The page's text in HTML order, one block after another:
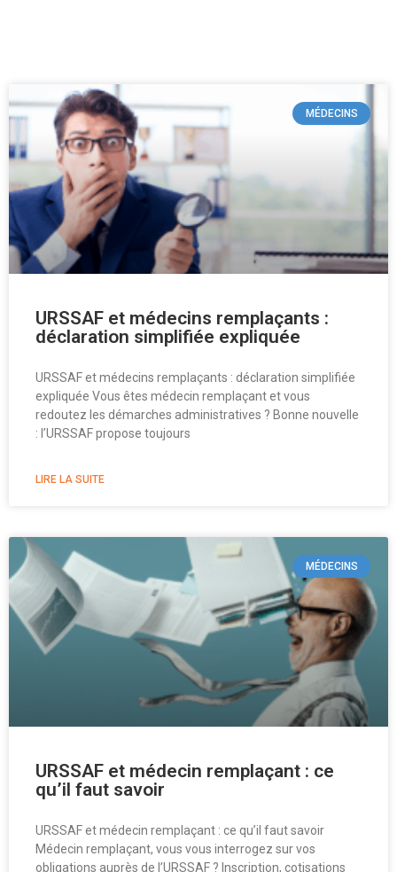
MÉDECINS
URSSAF et médecins remplaçants :
déclaration simplifiée expliquée
URSSAF et médecins remplaçants : déclaration simplifiée
expliquée Vous êtes médecin remplaçant et vous
redoutez les démarches administratives ? Bonne nouvelle
: l’URSSAF propose toujours
LIRE LA SUITE
MÉDECINS
URSSAF et médecin remplaçant : ce
qu’il faut savoir
URSSAF et médecin remplaçant : ce qu’il faut savoir
Médecin remplaçant, vous vous interrogez sur vos
obligations auprès de l’URSSAF ? Inscription, cotisations